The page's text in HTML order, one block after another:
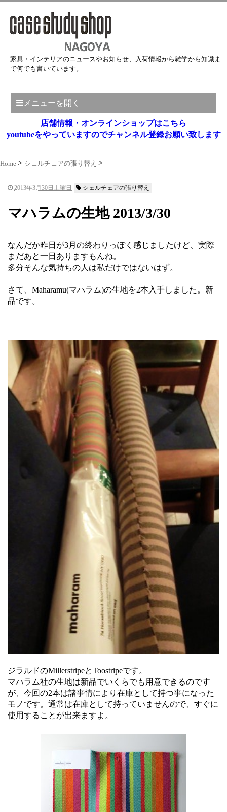
家具・インテリアのニュースやお知らせ、入荷情報から雑学から知識ま
で何でも書いています。
メニューを開く
店舗情報・オンラインショップはこちら
youtubeをやっていますのでチャンネル登録お願い致します
Home シェルチェアの張り替え
2013年3月30日土曜日 シェルチェアの張り替え
マハラムの生地 2013/3/30
なんだか昨日が3月の終わりっぽく感じましたけど、実際
まだあと一日ありますもんね。
多分そんな気持ちの人は私だけではないはず。
さて、Maharamu(マハラム)の生地を2本入手しました。新
品です。
ジラルドのMillerstripeとToostripeです。
マハラム社の生地は新品でいくらでも用意できるのです
が、今回の2本は諸事情により在庫として持つ事になった
モノです。通常は在庫として持っていませんので、すぐに
使用することが出来ますよ。